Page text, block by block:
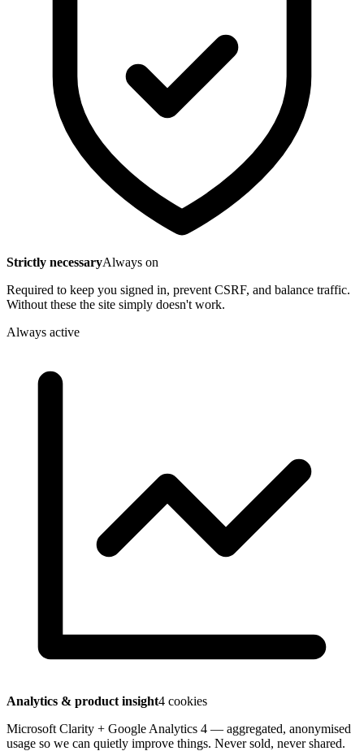
Strictly necessaryAlways on
Required to keep you signed in, prevent CSRF, and balance traffic.
Without these the site simply doesn't work.
Always active
Analytics & product insight4 cookies
Microsoft Clarity + Google Analytics 4 — aggregated, anonymised
usage so we can quietly improve things. Never sold, never shared.